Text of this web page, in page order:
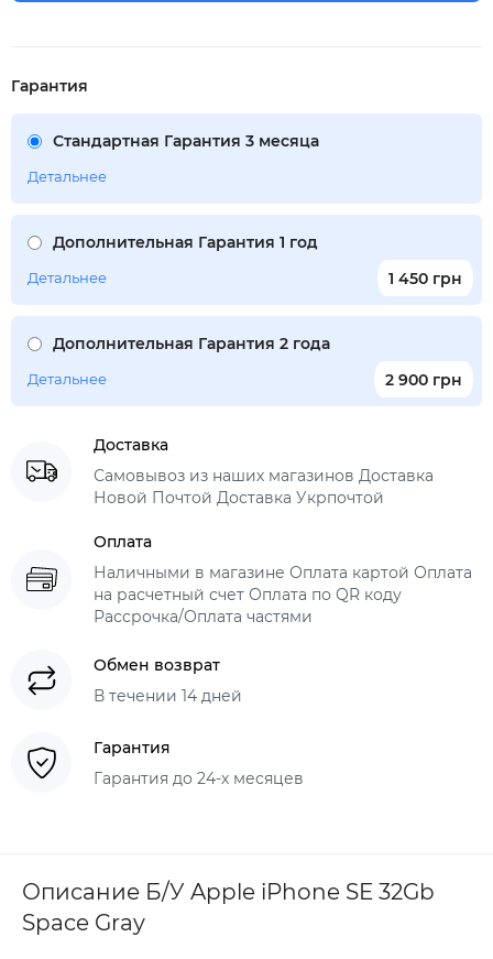
Гарантия
Стандартная Гарантия 3 месяца
Детальнее
Дополнительная Гарантия 1 год
1 450 грн
Детальнее
Дополнительная Гарантия 2 года
2 900 грн
Детальнее
Доставка
Самовывоз из наших магазинов Доставка
Новой Почтой Доставка Укрпочтой
Оплата
Наличными в магазине Оплата картой Оплата
на расчетный счет Оплата по QR коду
Рассрочка/Оплата частями
Обмен возврат
В течении 14 дней
Гарантия
Гарантия до 24-х месяцев
Описание Б/У Apple iPhone SE 32Gb
Space Gray